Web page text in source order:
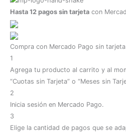
Hasta 12 pagos sin tarjeta con
Compra con Mercado Pago sin
1
Agrega tu producto al carrito y al
“Cuotas sin Tarjeta” o “Meses sin
2
Inicia sesión en Mercado Pago.
3
Elige la cantidad de pagos que se